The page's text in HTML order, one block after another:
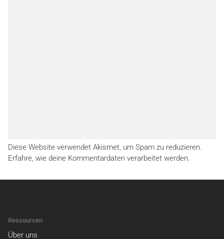
Diese Website verwendet Akismet, um Spam zu reduzieren.
Erfahre, wie deine Kommentardaten verarbeitet werden.
Ressourcen
Über uns